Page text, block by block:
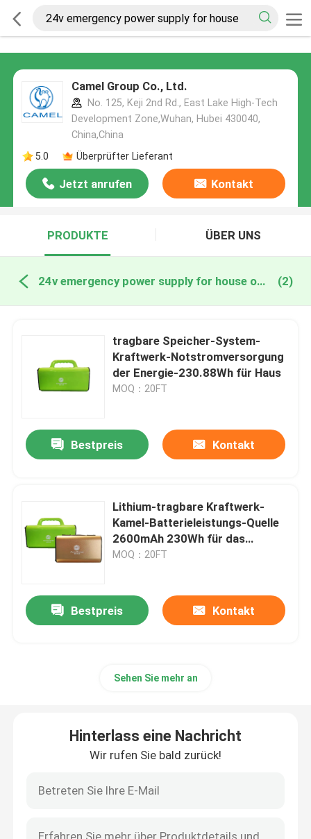
Camel Group Co., Ltd.
No. 125, Keji 2nd Rd., East Lake High-Tech
Development Zone,Wuhan, Hubei 430040,
China,China
5.0
Überprüfter Lieferant
Jetzt anrufen Kontakt
PRODUKTE ÜBER UNS
24v emergency power supply for house online manufacture (2)
tragbare Speicher-System-
Kraftwerk-Notstromversorgung
der Energie-230.88Wh für Haus
MOQ：20FT
Bestpreis Kontakt
Lithium-tragbare Kraftwerk-
Kamel-Batterieleistungs-Quelle
2600mAh 230Wh für das
Kampieren
MOQ：20FT
Bestpreis Kontakt
Sehen Sie mehr an
Hinterlass eine Nachricht
Wir rufen Sie bald zurück!